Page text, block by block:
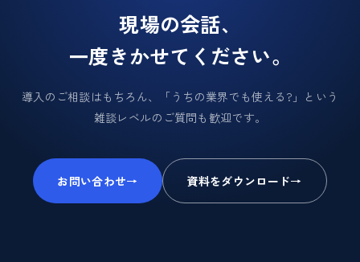
現場の会話、
一度きかせてください。
導入のご相談はもちろん、「うちの業界でも使える?」という
雑談レベルのご質問も歓迎です。
お問い合わせ→ 資料をダウンロード→